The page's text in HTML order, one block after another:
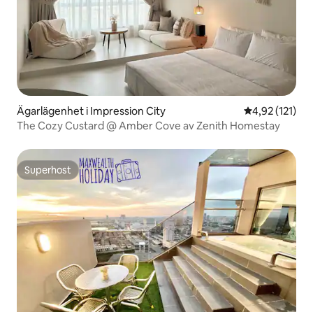
Ägarlägenhet i Impression City 4,92 av 5 i
4,92 (121)
The Cozy Custard @ Amber Cove av Zenith Homestay
Superhost
Superhost